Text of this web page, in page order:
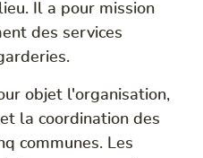
Il a pour mission
des services
objet l'organisation,
la coordination des
communes. Les